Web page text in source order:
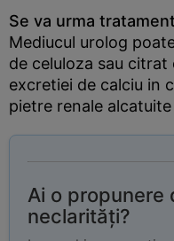
Se va urma
Mediucul urolog
de celuloza sau
excretiei de calciu in
pietre renale
Ai o propunere
neclarități?